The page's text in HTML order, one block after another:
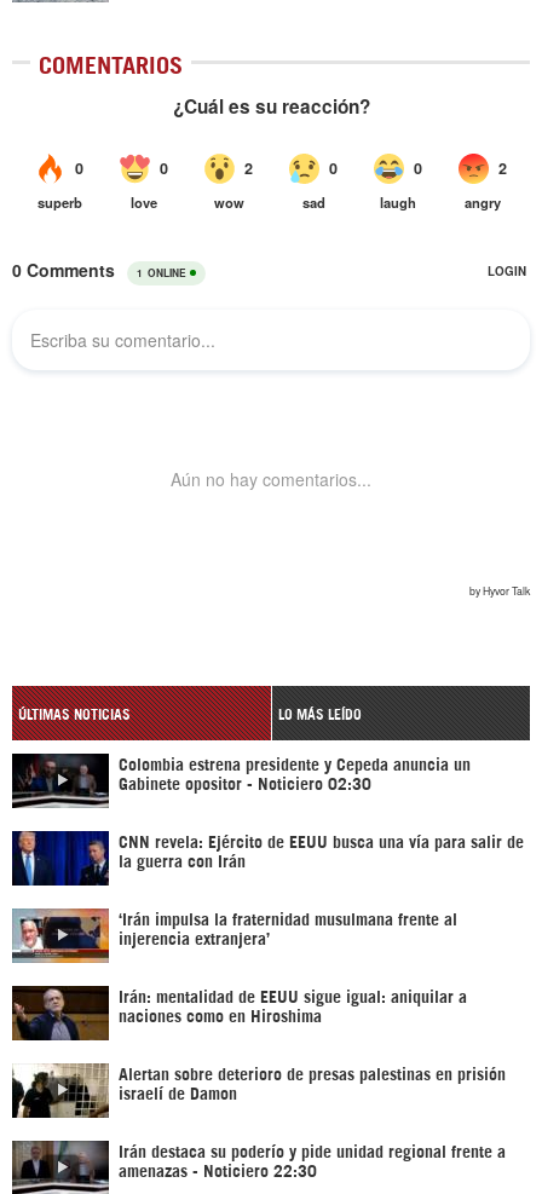
COMENTARIOS
ÚLTIMAS NOTICIAS LO MÁS LEÍDO
Colombia estrena presidente y Cepeda anuncia un
Gabinete opositor - Noticiero 02:30
CNN revela: Ejército de EEUU busca una vía para salir de
la guerra con Irán
‘Irán impulsa la fraternidad musulmana frente al
injerencia extranjera’
Irán: mentalidad de EEUU sigue igual: aniquilar a
naciones como en Hiroshima
Alertan sobre deterioro de presas palestinas en prisión
israelí de Damon
Irán destaca su poderío y pide unidad regional frente a
amenazas - Noticiero 22:30